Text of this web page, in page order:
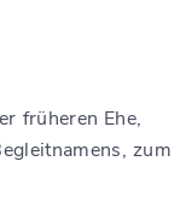
früheren Ehe,
zum